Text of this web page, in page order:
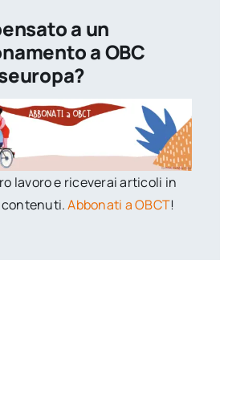
a un
a OBC
lavoro e riceverai articoli in
contenuti.Abbonati a OBCT!